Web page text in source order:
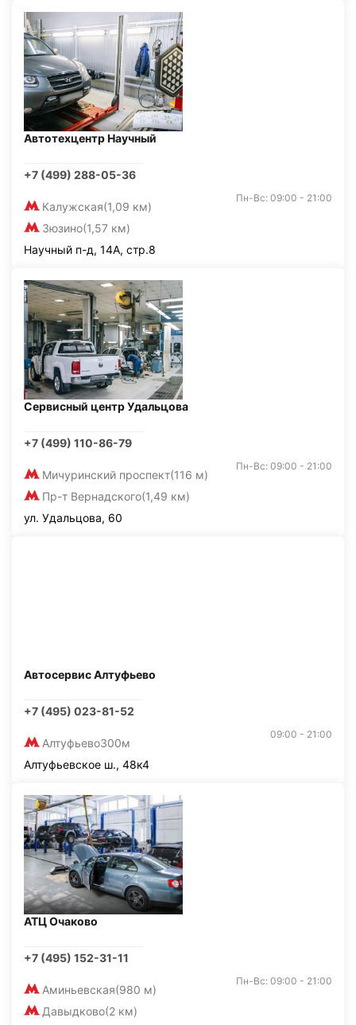
Автотехцентр Научный
+7 (499) 288-05-36
Калужская(1,09 км)
Зюзино(1,57 км)
Пн-Вс: 09:00 - 21:00
Научный п-д, 14А, стр.8
Сервисный центр Удальцова
+7 (499) 110-86-79
Мичуринский проспект(116 м)
Пр-т Вернадского(1,49 км)
Пн-Вс: 09:00 - 21:00
ул. Удальцова, 60
Автосервис Алтуфьево
+7 (495) 023-81-52
Алтуфьево300м
09:00 - 21:00
Алтуфьевское ш., 48к4
АТЦ Очаково
+7 (495) 152-31-11
Аминьевская(980 м)
Давыдково(2 км)
Пн-Вс: 09:00 - 21:00